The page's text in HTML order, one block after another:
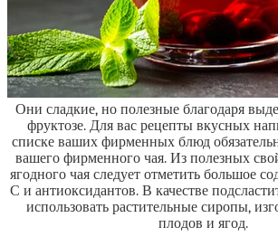
Они сладкие, но полезные благодаря
фруктозе. Для вас рецепты вкусных
списке ваших фирменных блюд
вашего фирменного чая. Из полезных
ягодного чая следует отметить большое
С и антиоксидантов. В качестве
использовать растительные сиропы,
плодов и ягод.